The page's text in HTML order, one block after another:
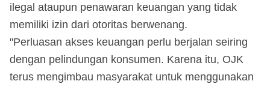
ilegal ataupun penawaran keuangan yang tidak
memiliki izin dari otoritas berwenang.
"Perluasan akses keuangan perlu berjalan seiring
dengan pelindungan konsumen. Karena itu, OJK
terus mengimbau masyarakat untuk menggunakan